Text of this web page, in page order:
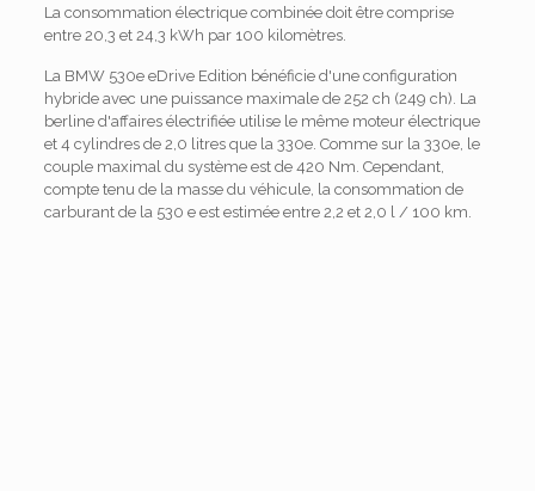
La consommation électrique combinée doit être comprise
entre 20,3 et 24,3 kWh par 100 kilomètres.
La BMW 530e eDrive Edition bénéficie d'une configuration
hybride avec une puissance maximale de 252 ch (249 ch). La
berline d'affaires électrifiée utilise le même moteur électrique
et 4 cylindres de 2,0 litres que la 330e. Comme sur la 330e, le
couple maximal du système est de 420 Nm. Cependant,
compte tenu de la masse du véhicule, la consommation de
carburant de la 530 e est estimée entre 2,2 et 2,0 l / 100 km.